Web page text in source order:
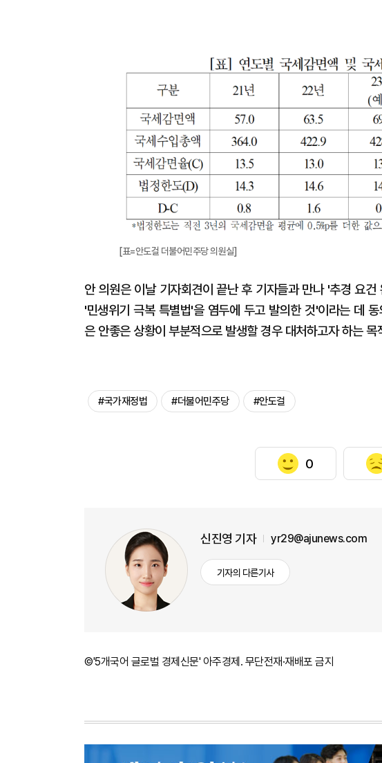
[표=안도걸 더불어민주당 의원실]
안 의원은 이날 기자회견이 끝난 후 기자들과 만나 '추경 요
'민생위기 극복 특별법'을 염두에 두고 발의한 것'이라는 데
은 안좋은 상황이 부분적으로 발생할 경우 대처하고자 하는 목
#국가재정법 #더불어민주당 #안도걸
0
신진영 기자 yr29@ajunews.com
기자의 다른기사
©'5개국어 글로벌 경제신문' 아주경제. 무단전재·재배포 금지